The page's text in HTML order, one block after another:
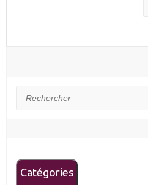
Rechercher
Catégories